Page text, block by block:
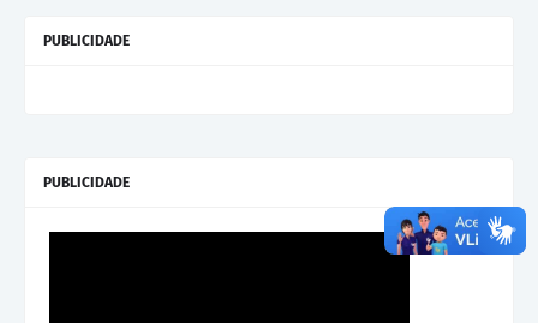
PUBLICIDADE
PUBLICIDADE